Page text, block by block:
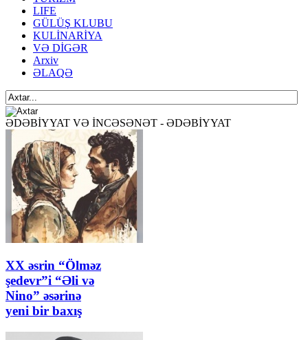
LIFE
GÜLÜŞ KLUBU
KULİNARİYA
VƏ DİGƏR
Arxiv
ƏLAQƏ
ƏDƏBİYYAT VƏ İNCƏSƏNƏT - ƏDƏBİYYAT
XX əsrin “Ölməz
şedevr”i “Əli və
Nino” əsərinə
yeni bir baxış